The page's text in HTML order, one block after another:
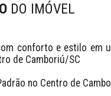
DO IMÓVEL
conforto e estilo em
de Camboriú/SC